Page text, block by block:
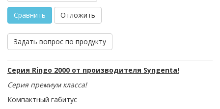
Сравнить Отложить
Задать вопрос по продукту
Серия Ringo 2000 от производителя Syngenta!
Серия премиум класса!
Компактный габитус